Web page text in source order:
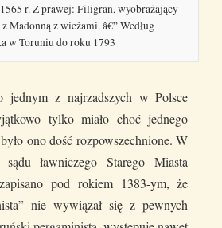
r. Z prawej: Filigran, wyobrażający
Madonną z wieżami. â€” Według
w Toruniu do roku 1793
jednym z najrzadszych w Polsce
tylko miało choć jednego
ono dość rozpowszechnione. W
sądu ławniczego Starego Miasta
pod rokiem 1383-ym, że
nie wywiązał się z pewnych